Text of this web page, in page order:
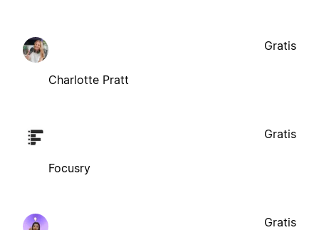
Charlotte Pratt
Gratis
Focusry
Gratis
Gratis